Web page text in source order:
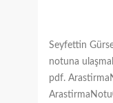
Seyfettin
notuna
pdf.